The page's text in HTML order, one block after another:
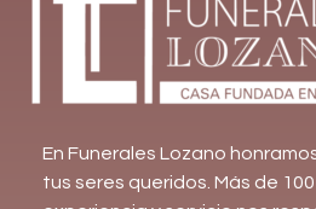
En Funerales Lozano
tus seres queridos. Más de